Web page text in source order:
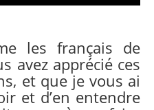
les français de
avez apprécié ces
et que je vous ai
et d’en entendre